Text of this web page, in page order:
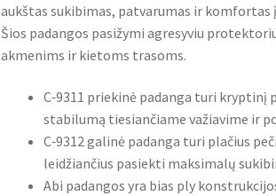
aukštas sukibimas, patvarumas ir komfortas
Šios padangos pasižymi agresyviu
akmenims ir kietoms trasoms.
C‑9311 priekinė padanga turi
stabilumą tiesiančiame važiavime ir
C‑9312 galinė padanga turi plačius
leidžiančius pasiekti maksimalų
Abi padangos yra bias ply